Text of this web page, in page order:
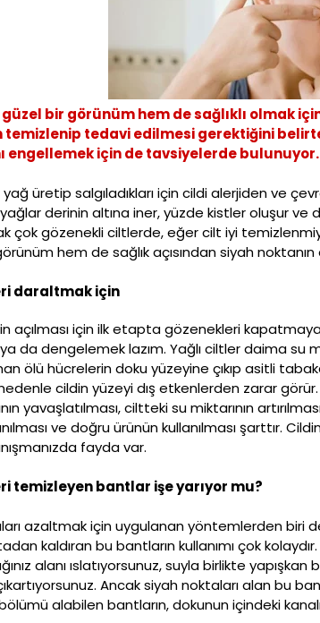
bir görünüm hem de sağlıklı olmak
temizlenip tedavi edilmesi gerektiğini
engellemek için de tavsiyelerde bulunuyor.
üretip salgıladıkları için cildi alerjiden ve
derinin altına iner, yüzde kistler oluşur
çok gözenekli ciltlerde, eğer cilt iyi
hem de sağlık açısından siyah
daraltmak için
açılması için ilk etapta gözenekleri
da dengelemek lazım. Yağlı ciltler daima su
ölü hücrelerin doku yüzeyine çıkıp asitli
cildin yüzeyi dış etkenlerden zarar
yavaşlatılması, ciltteki su miktarının
ve doğru ürünün kullanılması şarttır.
fayda var.
temizleyen bantlar işe yarıyor mu?
azaltmak için uygulanan yöntemlerden biri
kaldıran bu bantların kullanımı çok
alanı ıslatıyorsunuz, suyla birlikte yapışkan
Ancak siyah noktaları alan bu
alabilen bantların, dokunun içindeki